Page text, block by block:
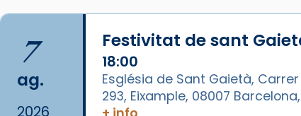
Imatge: Generada amb IA
(OpenAI)
Video
View on Facebook · Share
7
ag.
2026
Festivitat de sant
18:00
Església de Sant Gaietà,
293, Eixample, 08007